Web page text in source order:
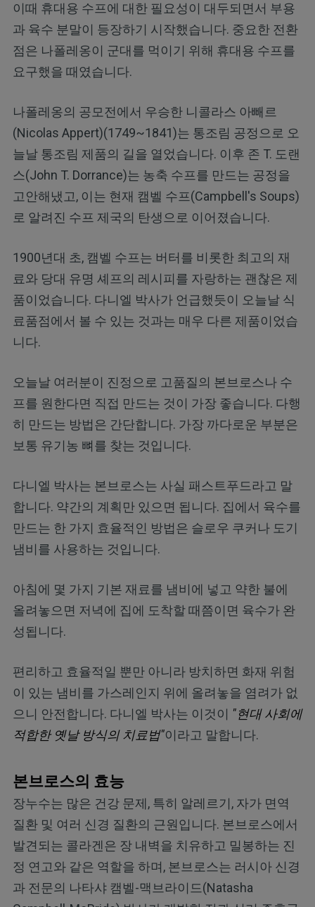
이때 휴대용 수프에 대한 필요성이 대두되면서 부용
과 육수 분말이 등장하기 시작했습니다. 중요한 전환
점은 나폴레옹이 군대를 먹이기 위해 휴대용 수프를
요구했을 때였습니다.
나폴레옹의 공모전에서 우승한 니콜라스 아빼르
(Nicolas Appert)(1749~1841)는 통조림 공정으로 오
늘날 통조림 제품의 길을 열었습니다. 이후 존 T. 도랜
스(John T. Dorrance)는 농축 수프를 만드는 공정을
고안해냈고, 이는 현재 캠벨 수프(Campbell's Soups)
로 알려진 수프 제국의 탄생으로 이어졌습니다.
1900년대 초, 캠벨 수프는 버터를 비롯한 최고의 재
료와 당대 유명 셰프의 레시피를 자랑하는 괜찮은 제
품이었습니다. 다니엘 박사가 언급했듯이 오늘날 식
료품점에서 볼 수 있는 것과는 매우 다른 제품이었습
니다.
오늘날 여러분이 진정으로 고품질의 본브로스나 수
프를 원한다면 직접 만드는 것이 가장 좋습니다. 다행
히 만드는 방법은 간단합니다. 가장 까다로운 부분은
보통 유기농 뼈를 찾는 것입니다.
다니엘 박사는 본브로스는 사실 패스트푸드라고 말
합니다. 약간의 계획만 있으면 됩니다. 집에서 육수를
만드는 한 가지 효율적인 방법은 슬로우 쿠커나 도기
냄비를 사용하는 것입니다.
아침에 몇 가지 기본 재료를 냄비에 넣고 약한 불에
올려놓으면 저녁에 집에 도착할 때쯤이면 육수가 완
성됩니다.
편리하고 효율적일 뿐만 아니라 방치하면 화재 위험
이 있는 냄비를 가스레인지 위에 올려놓을 염려가 없
으니 안전합니다. 다니엘 박사는 이것이 "현대 사회에
적합한 옛날 방식의 치료법"이라고 말합니다.
본브로스의 효능
장누수는 많은 건강 문제, 특히 알레르기, 자가 면역
질환 및 여러 신경 질환의 근원입니다. 본브로스에서
발견되는 콜라겐은 장 내벽을 치유하고 밀봉하는 진
정 연고와 같은 역할을 하며, 본브로스는 러시아 신경
과 전문의 나타샤 캠벨-맥브라이드(Natasha